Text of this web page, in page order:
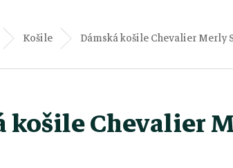
Košile Dámská košile Chevalier Merly
košile Chevalier